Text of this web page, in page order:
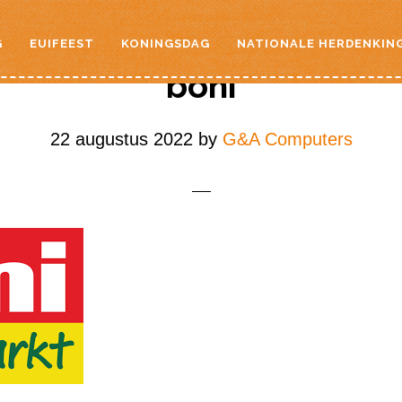
EUIFEEST KONINGSDAG NATIONALE
boni
22 augustus 2022 by G&A Computers